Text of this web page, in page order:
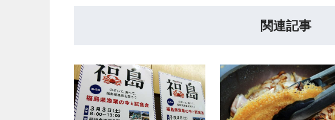
関連記事